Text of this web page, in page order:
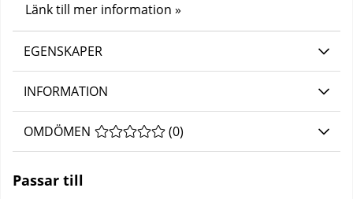
Länk till mer information »
EGENSKAPER
INFORMATION
OMDÖMEN MEDELBETYG 0 AV 5 ANTAL BETYG 0
(0)
Passar till